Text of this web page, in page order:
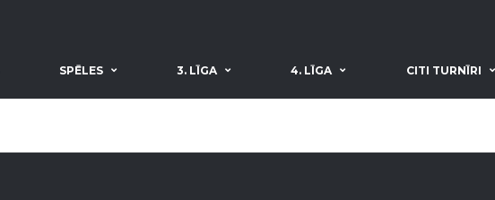
SPĒLES 3. LĪGA 4. LĪGA CITI TURNĪRI